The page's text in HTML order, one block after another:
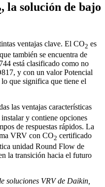
, la solución de bajo
ventajas clave. El CO2 es
también se encuentra de
está clasificado como no
y con un valor Potencial
que significa que tiene el
las ventajas características
y contiene opciones
de respuestas rápidos. La
VRV con CO2 certificado
unidad Round Flow de
la transición hacia el futuro
soluciones VRV de Daikin,